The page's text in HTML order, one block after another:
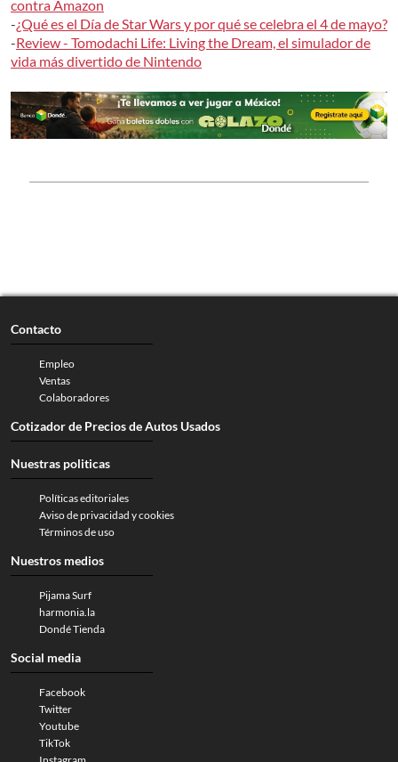
contra Amazon
-¿Qué es el Día de Star Wars y por qué se celebra el 4 de mayo?
-Review - Tomodachi Life: Living the Dream, el simulador de
vida más divertido de Nintendo
Contacto
Empleo
Ventas
Colaboradores
Cotizador de Precios de Autos Usados
Nuestras politicas
Políticas editoriales
Aviso de privacidad y cookies
Términos de uso
Nuestros medios
Pijama Surf
harmonia.la
Dondé Tienda
Social media
Facebook
Twitter
Youtube
TikTok